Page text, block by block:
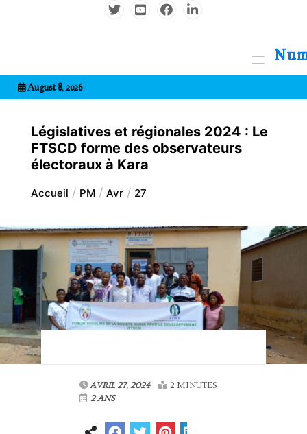
August 8, 2026
Législatives et régionales 2024 : Le
FTSCD forme des observateurs
électoraux à Kara
Accueil PM Avr 27
AVRIL 27, 2024
2 MINUTES
2 ANS